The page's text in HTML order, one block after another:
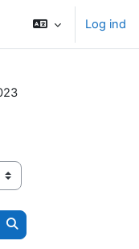
Log ind
Søg efter kurser